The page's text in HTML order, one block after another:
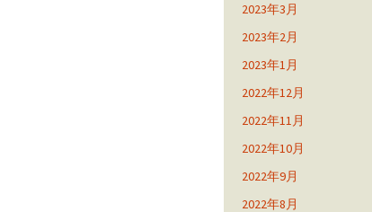
2023年3月
2023年2月
2023年1月
2022年12月
2022年11月
2022年10月
2022年9月
2022年8月